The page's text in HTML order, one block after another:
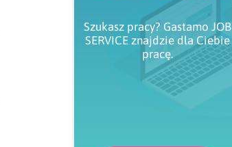
Szukasz pracy? Gastamo JOB
SERVICE znajdzie dla Ciebie
pracę.